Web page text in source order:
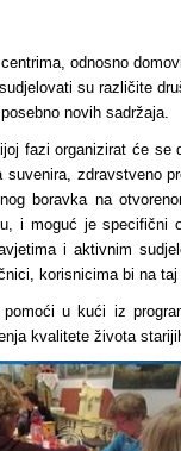
odnosno
su različite
novih sadržaja.
fazi organizirat će
zdravstveno
boravka na
i moguć je specifični
i aktivnim
korisnicima bi na
u kući iz
kvalitete života